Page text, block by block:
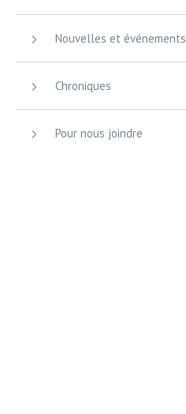
Nouvelles et événements
Chroniques
Pour nous joindre